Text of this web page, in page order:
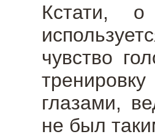
Кстати, о
чувство
глазами,
не был